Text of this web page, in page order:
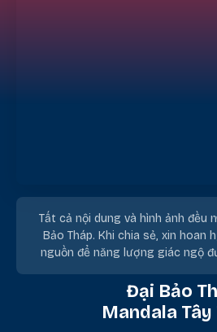
Tất cả nội dung và hình ảnh đều
Bảo Tháp. Khi chia sẻ, xin hoan
nguồn để năng lượng giác ngộ
Đại Bảo
Mandala Tây